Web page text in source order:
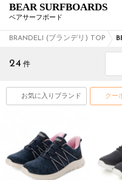
BEAR SURFBOARDS
ベアサーフボード
BRANDELI (ブランデリ) TOP
24 件
お気に入りブランド クー